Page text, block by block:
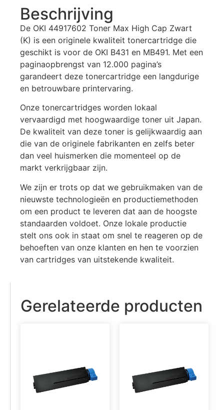
Beschrijving
De OKI 44917602 Toner Max High Cap Zwart
(K) is een originele kwaliteit tonercartridge die
geschikt is voor de OKI B431 en MB491. Met een
paginaopbrengst van 12.000 pagina’s
garandeert deze tonercartridge een langdurige
en betrouwbare printervaring.
Onze tonercartridges worden lokaal
vervaardigd met hoogwaardige toner uit Japan.
De kwaliteit van deze toner is gelijkwaardig aan
die van de originele fabrikanten en zelfs beter
dan veel huismerken die momenteel op de
markt verkrijgbaar zijn.
We zijn er trots op dat we gebruikmaken van de
nieuwste technologieën en productiemethoden
om een product te leveren dat aan de hoogste
standaarden voldoet. Onze lokale productie
stelt ons ook in staat om snel te reageren op de
behoeften van onze klanten en hen te voorzien
van cartridges van uitstekende kwaliteit.
Gerelateerde producten